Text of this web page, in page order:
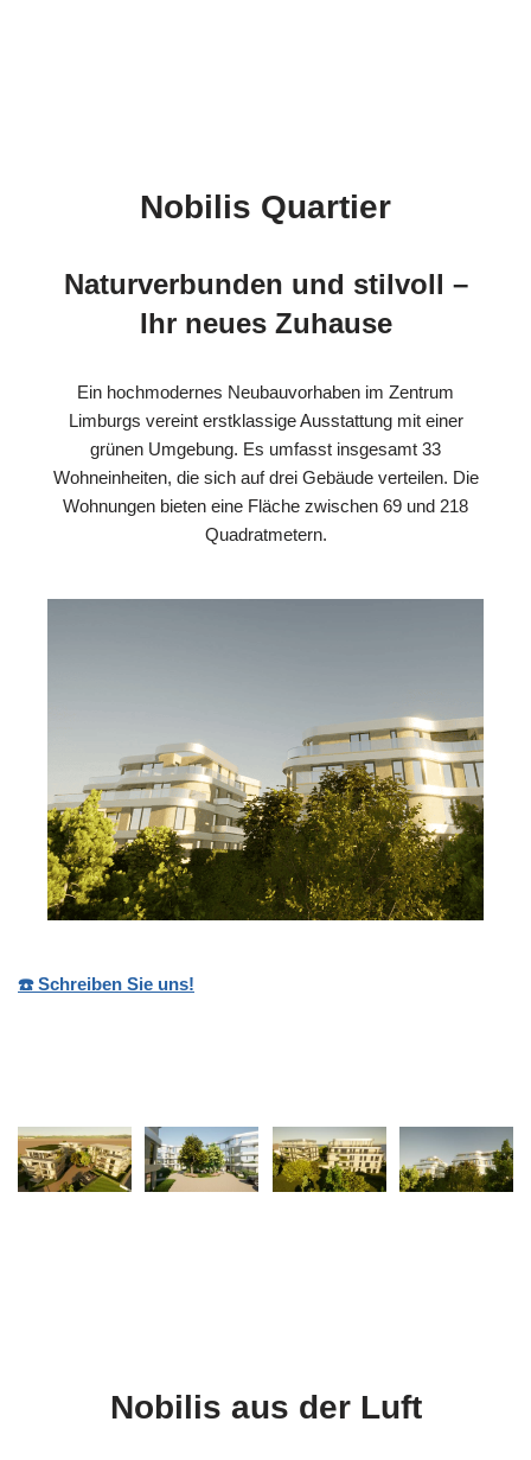
Nobilis Quartier
Naturverbunden und stilvoll –
Ihr neues Zuhause
Ein hochmodernes Neubauvorhaben im Zentrum
Limburgs vereint erstklassige Ausstattung mit einer
grünen Umgebung. Es umfasst insgesamt 33
Wohneinheiten, die sich auf drei Gebäude verteilen. Die
Wohnungen bieten eine Fläche zwischen 69 und 218
Quadratmetern.
☎️ Schreiben Sie uns!
Nobilis aus der Luft